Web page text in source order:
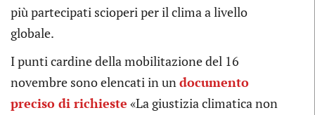
più partecipati scioperi per il clima a livello
globale.
I punti cardine della mobilitazione del 16
novembre sono elencati in undocumento
preciso di richieste «La giustizia climatica non